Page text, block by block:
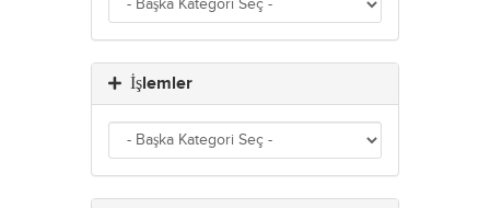
İşlemler